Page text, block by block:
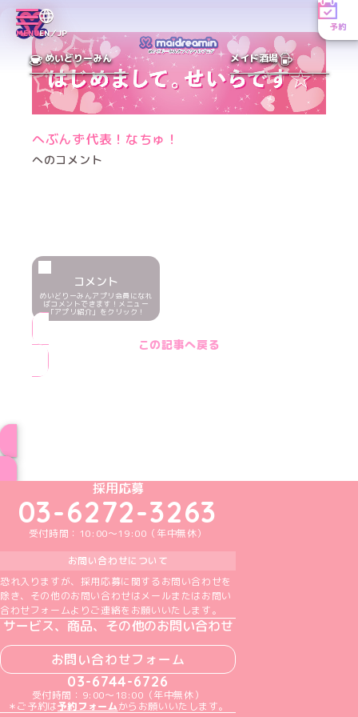
MENUEN／JP
予約
めいどりーみん メイド酒場
へぶんず代表！なちゅ！
へのコメント
コメント
めいどりーみんアプリ会員になれ
ばコメントできます！メニュー
「アプリ紹介」をクリック！
この記事へ戻る
めいどりーみんTikTok公式アカウント
めいどりーみんX公式アカウント
めいどりーみんInstagram公式アカウント
めいどりーみんFacebook公式アカウン
めいどりーみんYouTube公式アカ
採用応募
03-6272-3263
受付時間：10:00～19:00（年中無休）
お問い合わせについて
恐れ入りますが、採用応募に関するお問い合わせを
除き、その他のお問い合わせはメールまたはお問い
合わせフォームよりご連絡をお願いいたします。
サービス、商品、その他のお問い合わせ
お問い合わせフォーム
03-6744-6726
受付時間：9:00～18:00（年中無休）
＊ご予約は予約フォームからお願いいたします。